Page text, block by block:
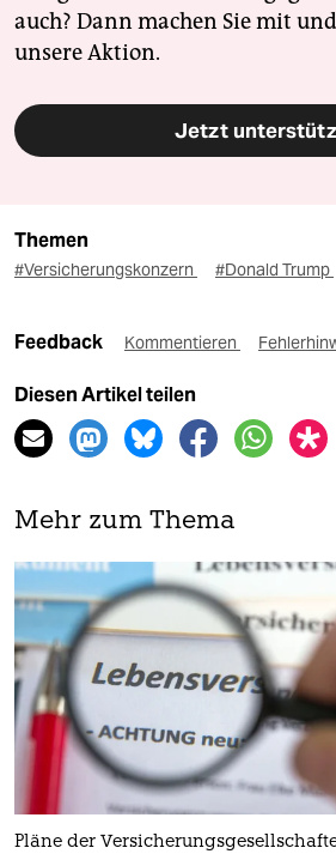
auch? Dann machen Sie mit
unsere Aktion.
Jetzt
Themen
#Versicherungskonzern #Donald Trump
Feedback Kommentieren
Diesen Artikel teilen
Mehr zum Thema
Pläne der